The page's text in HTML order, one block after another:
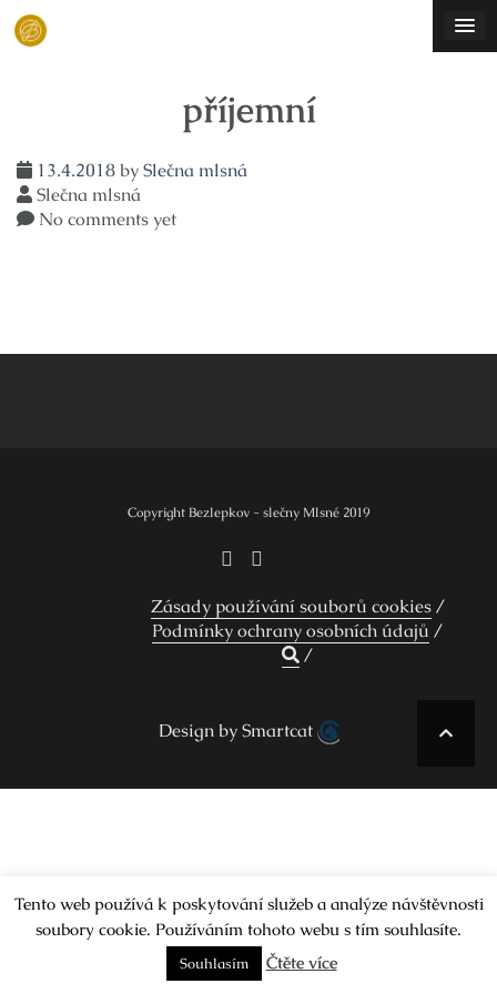
Skip
příjemní
13.4.2018bySlečna mlsná
Slečna mlsná
No comments yet
Copyright Bezlepkov - slečny Mlsné 2019
Zásady používání souborů cookies
Podmínky ochrany osobních údajů
Design by Smartcat
Tento web používá k poskytování služeb a analýze návštěvnosti
soubory cookie. Používáním tohoto webu s tím souhlasíte.
Souhlasím Čtěte více